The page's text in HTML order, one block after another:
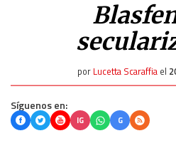
por Lucetta Scaraffiael
Síguenos en:
IG G